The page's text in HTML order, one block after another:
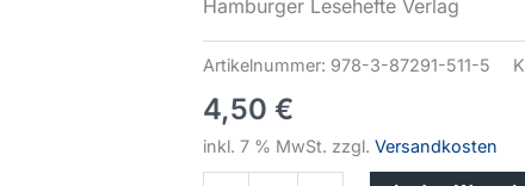
Hamburger Lesehefte Verlag
Artikelnummer: 978-3-87291-511-5
4,50 €
inkl. 7 % MwSt. zzgl. Versandkosten